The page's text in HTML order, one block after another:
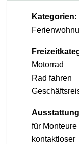
Kategorien:
Motorrad
Rad fahren
für
kontaktloser